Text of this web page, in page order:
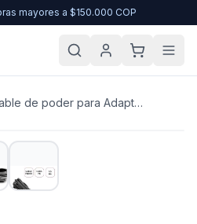
mayores a $150.000 COP
Cable de poder para Adaptador Portatil